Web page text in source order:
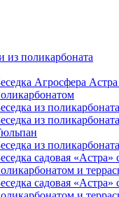
из поликарбоната
Агросфера
из
из
из
садовая «Астра»
и
садовая